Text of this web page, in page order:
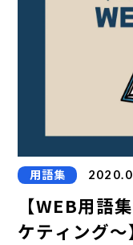
用語集
【WEB用語
ケティング～